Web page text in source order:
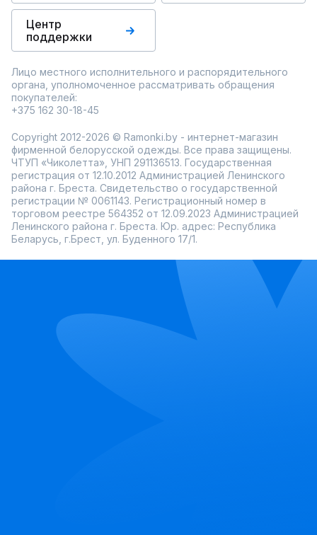
Центр
поддержки
Лицо местного исполнительного и распорядительного
органа, уполномоченное рассматривать обращения
покупателей:
+375 162 30-18-45
Copyright 2012-2026 © Ramonki.by - интернет-магазин
фирменной белорусской одежды. Все права защищены.
ЧТУП «Чиколетта», УНП 291136513. Государственная
регистрация от 12.10.2012 Администрацией Ленинского
района г. Бреста. Свидетельство о государственной
регистрации № 0061143. Регистрационный номер в
торговом реестре 564352 от 12.09.2023 Администрацией
Ленинского района г. Бреста. Юр. адрес: Республика
Беларусь, г.Брест, ул. Буденного 17/1.